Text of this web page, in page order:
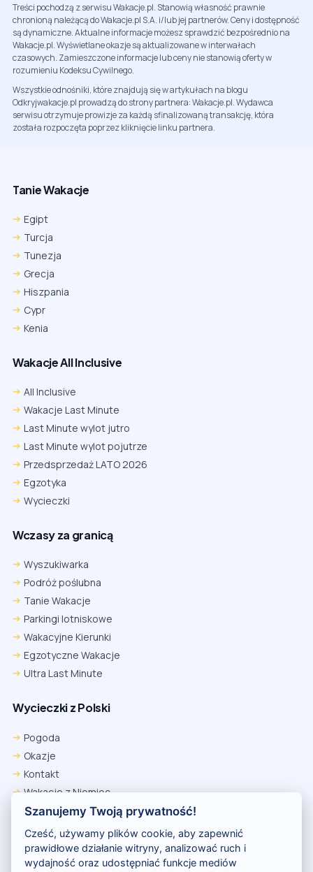
Treści pochodzą z serwisu Wakacje.pl. Stanowią własność prawnie
chronioną należącą do Wakacje.pl S.A. i/lub jej partnerów. Ceny i dostępność
są dynamiczne. Aktualne informacje możesz sprawdzić bezpośrednio na
Wakacje.pl. Wyświetlane okazje są aktualizowane w interwałach
czasowych. Zamieszczone informacje lub ceny nie stanowią oferty w
rozumieniu Kodeksu Cywilnego.
Wszystkie odnośniki, które znajdują się w artykułach na blogu
Odkryjwakacje.pl prowadzą do strony partnera: Wakacje.pl. Wydawca
serwisu otrzymuje prowizje za każdą sfinalizowaną transakcję, która
została rozpoczęta poprzez kliknięcie linku partnera.
Tanie Wakacje
Egipt
Turcja
Tunezja
Grecja
Hiszpania
Cypr
Kenia
Wakacje All Inclusive
All Inclusive
Wakacje Last Minute
Last Minute wylot jutro
Last Minute wylot pojutrze
Przedsprzedaż LATO 2026
Egzotyka
Wycieczki
Wczasy za granicą
Wyszukiwarka
Podróż poślubna
Tanie Wakacje
Parkingi lotniskowe
Wakacyjne Kierunki
Egzotyczne Wakacje
Ultra Last Minute
Wycieczki z Polski
Pogoda
Okazje
Kontakt
Wakacje z Niemiec
Polityka Prywatności
Wakacje w Egipcie
Rankingi hoteli
Firefox
Ustawienia → Prywatność i bezpieczeństwo → Pliki cookie innych
firm → ustaw „Zezwalaj”.
Na czas rezerwacji nie blokuj cookies i śledzenia dla tej witryny.
Szanujemy Twoją prywatność!
Cześć, używamy plików cookie, aby zapewnić
prawidłowe działanie witryny, analizować ruch i
wydajność oraz udostępniać funkcje mediów